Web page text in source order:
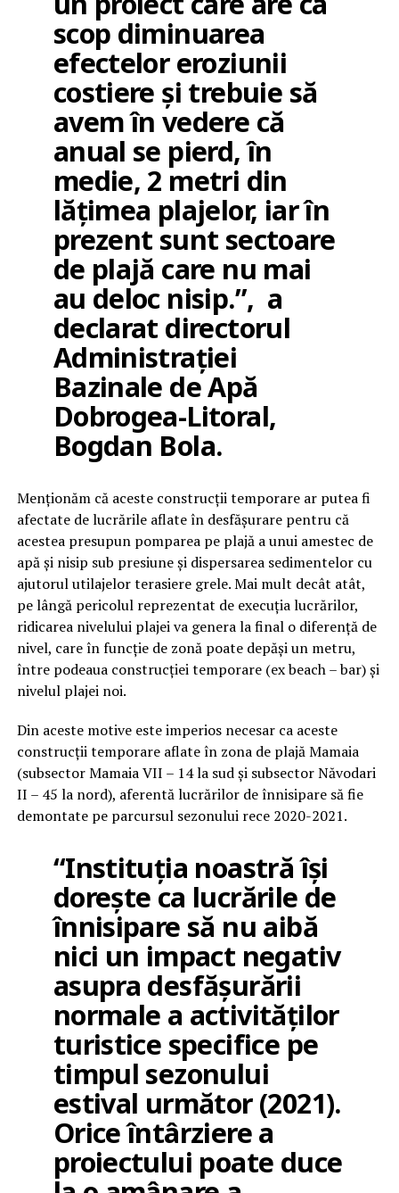
scop diminuarea
efectelor eroziunii
costiere și trebuie să
avem în vedere că
anual se pierd, în
medie, 2 metri din
lățimea plajelor, iar în
prezent sunt sectoare
de plajă care nu mai
au deloc nisip.”, a
declarat directorul
Administraţiei
Bazinale de Apă
Dobrogea-Litoral,
Bogdan Bola.
Menționăm că aceste construcții temporare ar putea fi
afectate de lucrările aflate în desfășurare pentru că
acestea presupun pomparea pe plajă a unui amestec de
apă și nisip sub presiune și dispersarea sedimentelor cu
ajutorul utilajelor terasiere grele. Mai mult decât atât,
pe lângă pericolul reprezentat de execuția lucrărilor,
ridicarea nivelului plajei va genera la final o diferență de
nivel, care în funcție de zonă poate depăși un metru,
între podeaua construcției temporare (ex beach – bar) și
nivelul plajei noi.
Din aceste motive este imperios necesar ca aceste
construcții temporare aflate în zona de plajă Mamaia
(subsector Mamaia VII – 14 la sud și subsector Năvodari
II – 45 la nord), aferentă lucrărilor de înnisipare să fie
demontate pe parcursul sezonului rece 2020-2021.
“Instituția noastră își
dorește ca lucrările de
înnisipare să nu aibă
nici un impact negativ
asupra desfășurării
normale a activităților
turistice specifice pe
timpul sezonului
estival următor (2021).
Orice întârziere a
proiectului poate duce